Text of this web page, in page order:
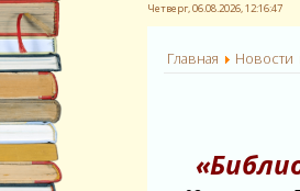
Четверг, 06.08.2026,12:16:48
Главная Новости